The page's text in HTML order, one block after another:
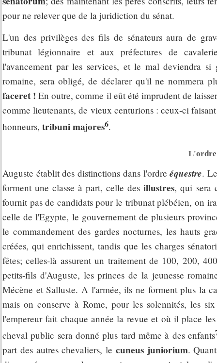
pour ne relever que de la juridiction du sénat.
L'un des privilèges des fils de sénateurs aura de
tribunat légionnaire et aux préfectures de
l'avancement par les services, et le mal deviendra
romaine, sera obligé, de déclarer qu'il ne nommera
faceret ! En outre, comme il eût été imprudent de
comme lieutenants, de vieux centurions : ceux-ci
honneurs, tribuni majores6.
L'ordre
Auguste établit des distinctions dans l'ordreéquestre.
forment une classe à part, celle desillustres, qui sera
fournit pas de candidats pour le tribunat plébéien, on
celle de l'Egypte, le gouvernement de plusieurs
le commandement des gardes nocturnes, les hauts
créées, qui enrichissent, tandis que les charges
fêtes; celles-là assurent un traitement de 100, 200,
petits-fils d'Auguste, les princes de la jeunesse
Mécène et Salluste. A l'armée, ils ne forment plus la
mais on conserve à Rome, pour les solennités, les
l'empereur fait chaque année la revue et où il place
cheval public sera donné plus tard même à des enfants
part des autres chevaliers, le cuneus juniorium.